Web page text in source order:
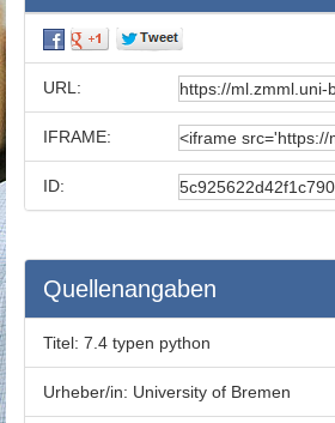
URL:
IFRAME:
ID:
Quellenangaben
Titel: 7.4 typen python
Urheber/in: University of Bremen